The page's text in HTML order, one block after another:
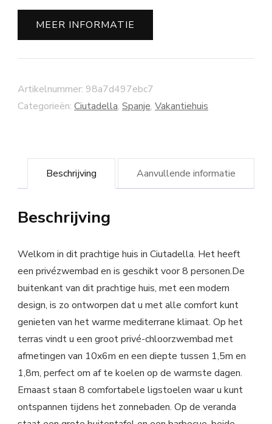
MEER INFORMATIE
Artikelnummer: 98a7d497ebc7
Categorieën: Ciutadella, Spanje, Vakantiehuis
Beschrijving Aanvullende informatie
Beschrijving
Welkom in dit prachtige huis in Ciutadella. Het heeft
een privézwembad en is geschikt voor 8 personen.De
buitenkant van dit prachtige huis, met een modern
design, is zo ontworpen dat u met alle comfort kunt
genieten van het warme mediterrane klimaat. Op het
terras vindt u een groot privé-chloorzwembad met
afmetingen van 10x6m en een diepte tussen 1,5m en
1,8m, perfect om af te koelen op de warmste dagen.
Ernaast staan 8 comfortabele ligstoelen waar u kunt
ontspannen tijdens het zonnebaden. Op de veranda